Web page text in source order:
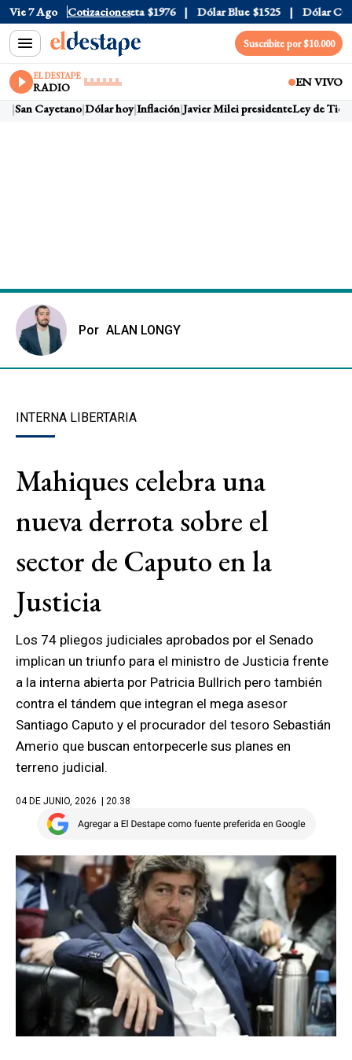
Vie 7 Ago Cotizaciones
$1520 Dólar Tarjeta $1976 Dólar Blue $1525 Dólar CCL
Suscribite por $10.000
EL DESTAPE
RADIO
EN VIVO
San Cayetano Dólar hoy Inflación Javier Milei presidenteLey de
Por ALAN LONGY
INTERNA LIBERTARIA
Mahiques celebra una
nueva derrota sobre el
sector de Caputo en la
Justicia
Los 74 pliegos judiciales aprobados por el Senado
implican un triunfo para el ministro de Justicia frente
a la interna abierta por Patricia Bullrich pero también
contra el tándem que integran el mega asesor
Santiago Caputo y el procurador del tesoro Sebastián
Amerio que buscan entorpecerle sus planes en
terreno judicial.
04 DE JUNIO, 2026 | 20.38